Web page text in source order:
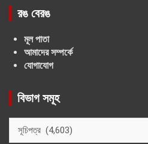
রঙ বেরঙ
মূল পাতা
আমাদের সম্পর্কে
যোগাযোগ
বিভাগ সমূহ
সমূহ